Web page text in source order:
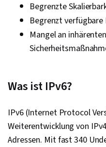
Begrenzte
Begrenzt verfügbare
Mangel an
Was ist IPv6?
IPv6 (Internet Protocol
Weiterentwicklung von
Adressen. Mit fast 340